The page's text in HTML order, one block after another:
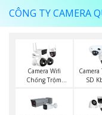
CÔNG TY CAMERA
Camera Wifi
Chống Trộm
SD